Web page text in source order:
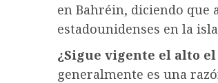
en Bahréin, diciendo que
estadounidenses en la
¿Sigue vigente el alto
generalmente es una